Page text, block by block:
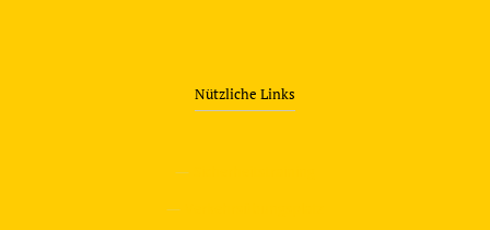
Nützliche Links
—
—